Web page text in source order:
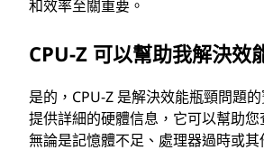
和效率至關重要。
CPU-Z 可以幫助我解決效
是的，CPU-Z 是解決效能瓶頸問題
提供詳細的硬體信息，它可以幫助您
無論是記憶體不足、處理器過時或其